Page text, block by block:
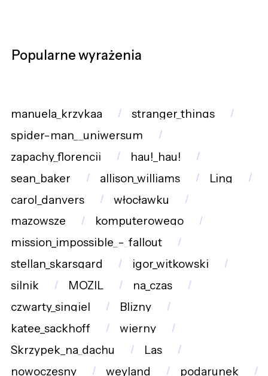
Popularne wyrażenia
manuela_krzykaa
stranger_things
spider-man__uniwersum
zapachy_florencji
hau!_hau!
sean_baker
allison_williams
Ling
carol_danvers
włocławku
mazowsze
komputerowego
mission_impossible_-_fallout
stellan_skarsgard
igor_witkowski
silnik
MOZIL
na_czas
czwarty_singiel
Blizny
katee_sackhoff
wierny
Skrzypek_na_dachu
Las
nowoczesny
weyland podarunek